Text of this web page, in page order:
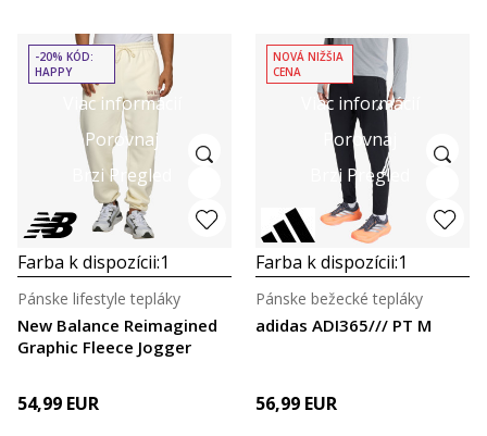
Viac informácií
Porovnaj
Brzi Pregled
-20% KÓD:
HAPPY
Farba k dispozícii:1
New Balance Reimagined
Graphic Fleece Jogger
Pánske lifestyle tepláky
54,99 EUR
Viac informácií
Porovnaj
Brzi Pregled
NOVÁ NIŽŠIA
CENA
Farba k dispozícii:1
adidas ADI365/// PT M
Pánske bežecké tepláky
56,99 EUR